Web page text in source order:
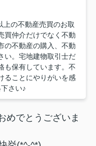
の不動産売買のお取
買仲介だけでなく不動
の不動産の購入、不動
い。宅地建物取引士だ
も保有しています。不
ることにやりがいを感
さい♪
めでとうございま